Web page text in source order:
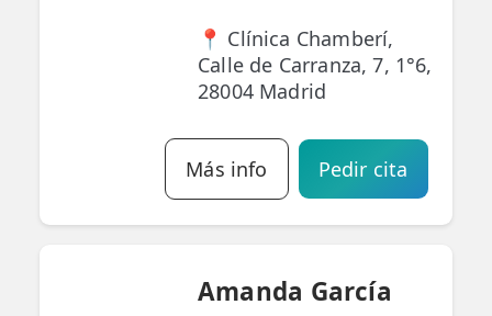
📍 Clínica Chamberí,
Calle de Carranza, 7, 1°6,
28004 Madrid
Más info Pedir cita
Amanda García